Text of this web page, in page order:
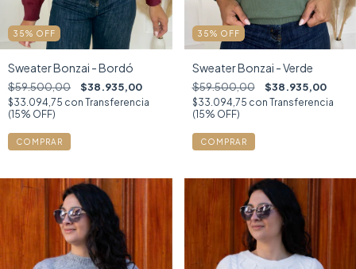
35% OFF
Sweater Bonzai - Bordó
$59.500,00 $38.935,00
$33.094,75 con Transferencia
(15% OFF)
COMPRAR
35% OFF
Sweater Bonzai - Verde
$59.500,00 $38.935,00
$33.094,75 con Transferencia
(15% OFF)
COMPRAR